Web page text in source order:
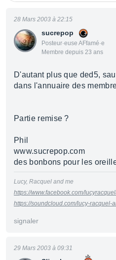
sucrepop
Posteur·euse AFfamé·e
Membre depuis 23 ans
28 Mars 2003 à 22:15
D'autant plus que ded5,
dans l'annuaire des
Partie remise ?
Phil
www.sucrepop.com
des bonbons pour les
Lucy, Racquel and me
https://www.facebook.com/
https://soundcloud.com/lucy-racquel-
signaler
29 Mars 2003 à 09:31